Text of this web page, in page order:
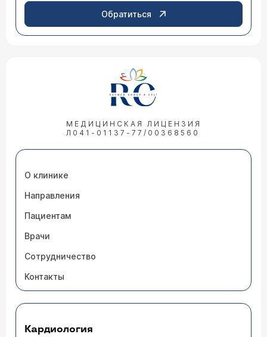
Обратиться
МЕДИЦИНСКАЯ ЛИЦЕНЗИЯ
Л041-01137-77/00368560
О клинике
Направления
Пациентам
Врачи
Сотрудничество
Контакты
Кардиология